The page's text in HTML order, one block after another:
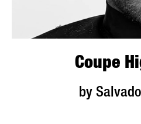
Coupe
by